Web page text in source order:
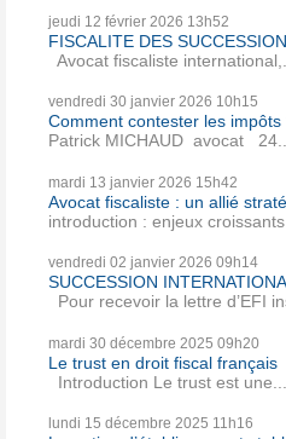
jeudi 12 février 2026 13h52
FISCALITE DES
Avocat fiscaliste international,...
vendredi 30 janvier 2026 10h15
Comment contester les
Patrick MICHAUD avocat
mardi 13 janvier 2026 15h42
Avocat fiscaliste : un allié
introduction : enjeux croissants
vendredi 02 janvier 2026 09h14
SUCCESSION
Pour recevoir la lettre d’EFI
mardi 30 décembre 2025 09h20
Le trust en droit fiscal français
Introduction Le trust est une...
lundi 15 décembre 2025 11h16